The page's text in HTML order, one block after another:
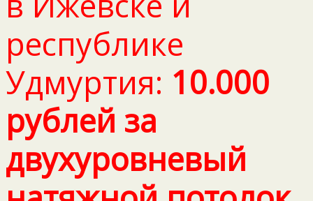
республике
Удмуртия: 10.000
рублей за
двухуровневый